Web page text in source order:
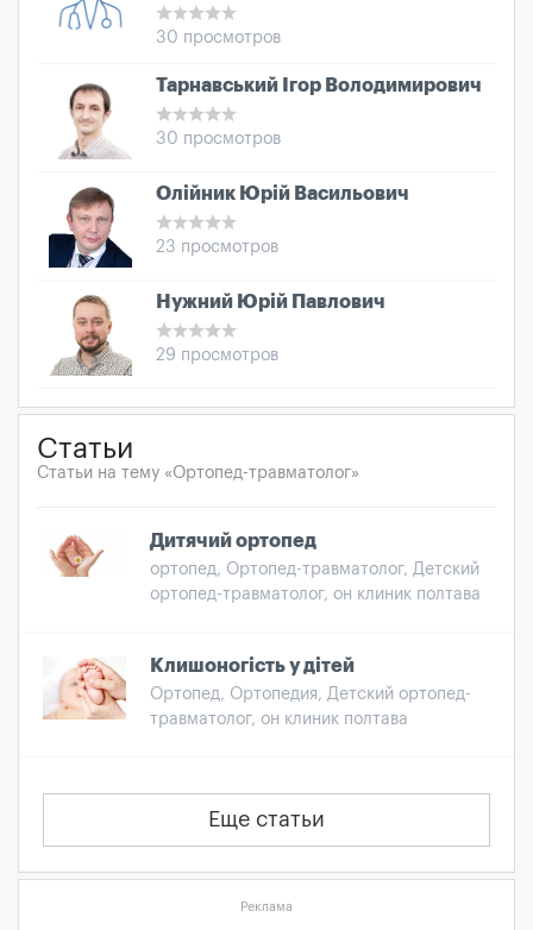
30 просмотров
Тарнавський Ігор Володимирович
30 просмотров
Олійник Юрій Васильович
23 просмотров
Нужний Юрій Павлович
29 просмотров
Статьи
Статьи на тему «Ортопед-травматолог»
Дитячий ортопед
ортопед, Ортопед-травматолог, Детский
ортопед-травматолог, он клиник полтава
Клишоногість у дітей
Ортопед, Ортопедия, Детский ортопед-
травматолог, он клиник полтава
Еще статьи
Реклама